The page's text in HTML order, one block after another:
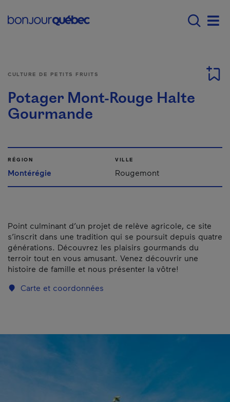
Main navigation -
CULTURE DE PETITS FRUITS
Potager Mont-Rouge Halte
Gourmande
RÉGION
Montérégie
VILLE
Rougemont
Point culminant d’un projet de relève agricole, ce site
s’inscrit dans une tradition qui se poursuit depuis quatre
générations. Découvrez les plaisirs gourmands du
terroir tout en vous amusant. Venez découvrir une
histoire de famille et nous présenter la vôtre!
Carte et coordonnées